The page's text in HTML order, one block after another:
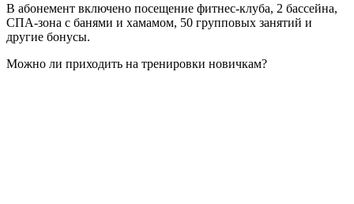
В абонемент включено посещение фитнес-клуба, 2 бассейна,
СПА-зона с банями и хамамом, 50 групповых занятий и
другие бонусы.
Можно ли приходить на тренировки новичкам?